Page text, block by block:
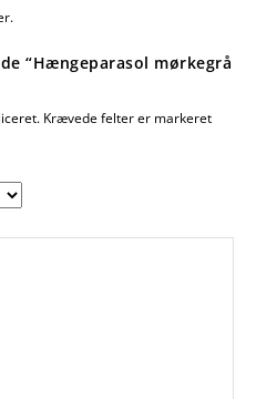
“Hængeparasol mørkegrå
Krævede felter er markeret